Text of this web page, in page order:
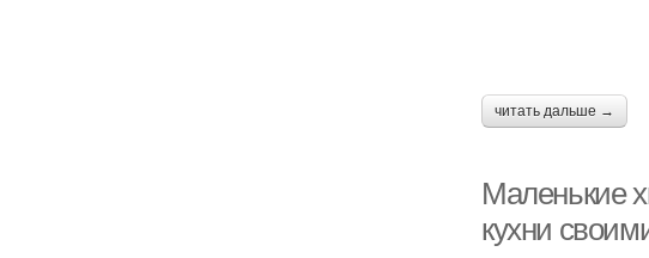
читать дальше →
Маленькие
кухни